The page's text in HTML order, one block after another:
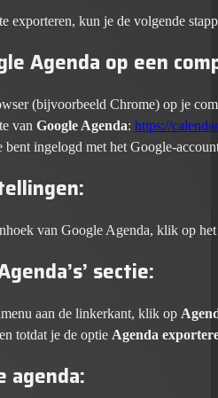
exporteren, kun je de volgende
Agenda op een
(bijvoorbeeld Chrome) op je
van Google Agenda: https://
ingelogd met het Google-
:
van Google Agenda, klik op
sectie:
aan de linkerkant, klik op
totdat je de optie Agenda
agenda: